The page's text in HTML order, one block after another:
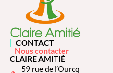
CONTACT
Nous contacter
CLAIRE AMITIÉ
59 rue de l’Ourcq